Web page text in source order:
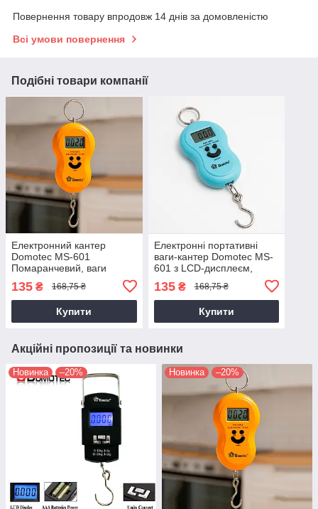
Повернення товару впродовж 14 днів за домовленістю
Всі умови повернення
Подібні товари компанії
Електронний кантер
Domotec MS-601
Помаранчевий, ваги
кантерні ваги
135 ₴ 168,75 ₴
Купити
Електронні портативні
ваги-кантер Domotec MS-
601 з LCD-дисплеєм,
Блакитний, ваги з гачком
135₴ 168,75 ₴
Купити
Акційні пропозиції та новинки
Новинка –20% Новинка –20%